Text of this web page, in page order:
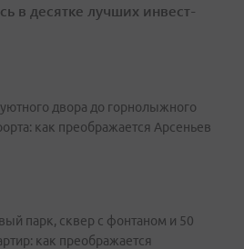
в десятке лучших инвест-
двора до горнолыжного
как преображается Арсеньев
парк, сквер с фонтаном и 50
как преображается